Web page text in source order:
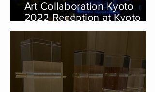
Art Collaboration Kyoto
2022 Reception at Kyoto
City KYOCERA Museum of
Art